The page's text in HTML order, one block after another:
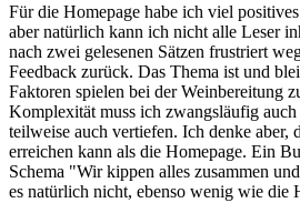
erreichen kann als die Homepage. Ein
Schema "Wir kippen alles zusammen
es natürlich nicht, ebenso wenig wie die
Die Homepage wird es inhaltlich in
geben, auch hier im Forum ändert sich
Homepage klar kommt, der braucht das
nicht. Wer mit der Homepage klar
gedrucktes Buch in den Händen hält,